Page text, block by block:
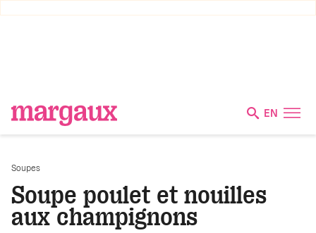
EN
Soupes
Soupe poulet et nouilles
aux champignons